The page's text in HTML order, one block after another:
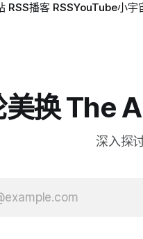
RSS播客 RSSYouTube小宇
美换 The
深入探